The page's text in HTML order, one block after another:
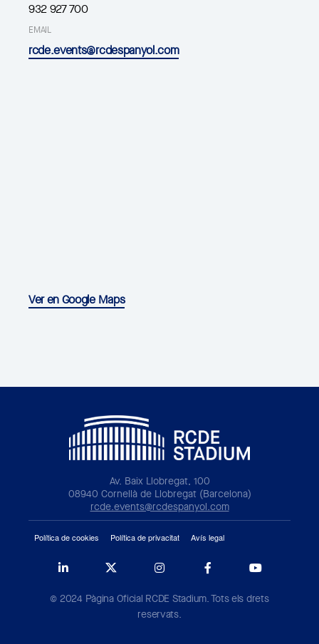
932 927 700
EMAIL
rcde.events@rcdespanyol.com
Ver en Google Maps
Av. Baix Llobregat, 100
08940 Cornellà de Llobregat (Barcelona)
rcde.events@rcdespanyol.com
Política de cookies Política de privacitat Avís legal
© 2024 Pàgina Oficial RCDE Stadium. Tots els drets
reservats.